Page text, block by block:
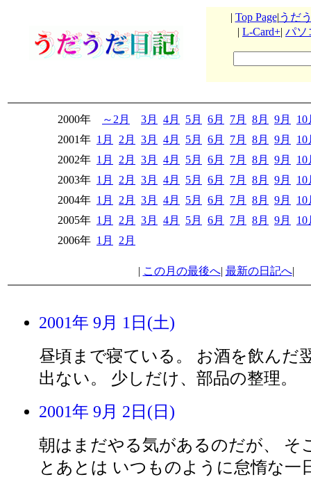
| Top Page| うだ
| L-Card+| パソ
2000年 ～2月 3月 4月 5月 6月 7月 8月 9月
10
2001年 1月 2月 3月 4月 5月 6月 7月 8月 9月
10
2002年 1月 2月 3月 4月 5月 6月 7月 8月 9月
10
2003年 1月 2月 3月 4月 5月 6月 7月 8月 9月
10
2004年 1月 2月 3月 4月 5月 6月 7月 8月 9月
10
2005年 1月 2月 3月 4月 5月 6月 7月 8月 9月
10
2006年 1月 2月
| この月の最後へ| 最新の日記へ|
2001年 9月 1日(土)
昼頃まで寝ている。 お酒を飲んだ
出ない。 少しだけ、部品の整理。
2001年 9月 2日(日)
朝はまだやる気があるのだが、 そ
とあとは いつものように怠惰な一